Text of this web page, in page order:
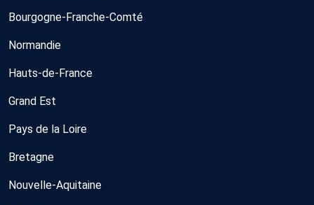
Bourgogne-Franche-Comté
Normandie
Hauts-de-France
Grand Est
Pays de la Loire
Bretagne
Nouvelle-Aquitaine